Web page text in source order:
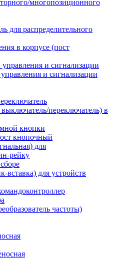
многопозиционного
для распределительного
в корпусе (пост
и сигнализации
и сигнализации
переключатель) в
кнопки
кнопочный
для
рейку
вставка) для устройств
частоты)